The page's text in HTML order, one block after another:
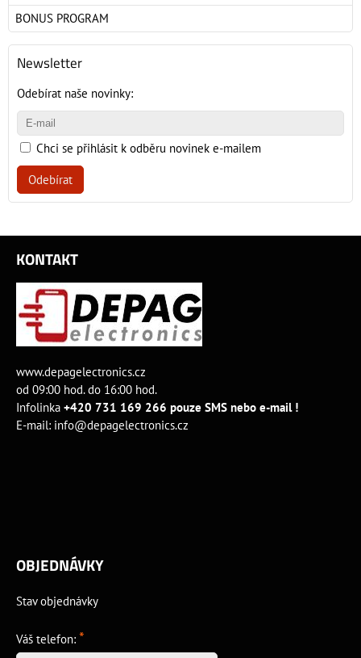
BONUS PROGRAM
Newsletter
Odebírat naše novinky:
Chci se přihlásit k odběru novinek e-mailem
Odebírat
KONTAKT
www.depagelectronics.cz
od 09:00 hod. do 16:00 hod.
Infolinka +420 731 169 266 pouze SMS nebo e-mail !
E-mail: info@depagelectronics.cz
OBJEDNÁVKY
Stav objednávky
Váš telefon: *